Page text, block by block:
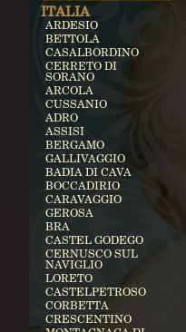
ITALIA
ARDESIO
BETTOLA
CASALBORDINO
CERRETO DI
SORANO
ARCOLA
CUSSANIO
ADRO
ASSISI
BERGAMO
GALLIVAGGIO
BADIA DI CAVA
BOCCADIRIO
CARAVAGGIO
GEROSA
BRA
CASTEL GODEGO
CERNUSCO SUL
NAVIGLIO
LORETO
CASTELPETROSO
CORBETTA
CRESCENTINO